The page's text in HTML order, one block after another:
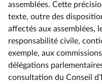
assemblées. Cette
texte, outre des
affectés aux assemblées,
responsabilité civile,
exemple, aux
délégations
consultation du Conseil